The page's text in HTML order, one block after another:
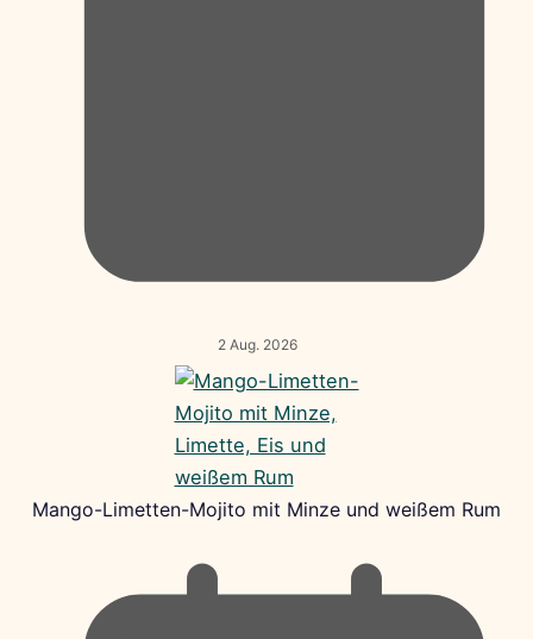
2 Aug. 2026
Mango-Limetten-Mojito mit Minze und weißem Rum